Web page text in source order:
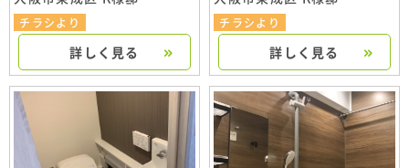
チラシより
詳しく見る
チラシより
詳しく見る